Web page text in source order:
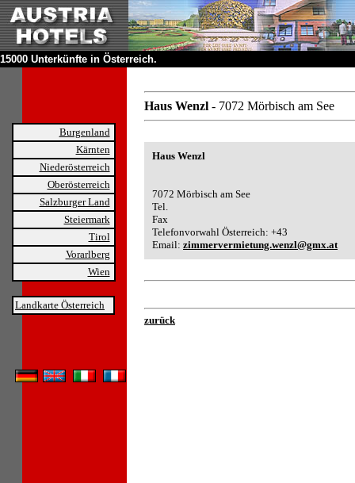
15000 Unterkünfte in Österreich.
Burgenland
Kärnten
Niederösterreich
Oberösterreich
Salzburger Land
Steiermark
Tirol
Vorarlberg
Wien
Landkarte Österreich
Haus Wenzl - 7072 Mörbisch am See
Haus Wenzl
7072 Mörbisch am See
Tel.
Fax
Telefonvorwahl Österreich: +43
Email: zimmervermietung.wenzl@gmx.at
zurück